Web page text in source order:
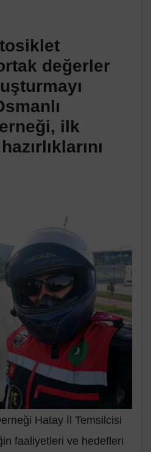
değerler
ilk
Hatay İl Temsilcisi
faaliyetleri ve hedefleri